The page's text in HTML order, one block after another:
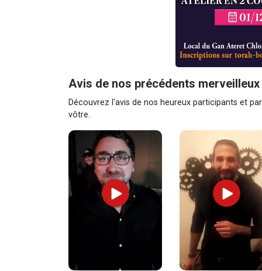
Avis de nos précédents
Découvrez l'avis de nos heureux participants et
vôtre.